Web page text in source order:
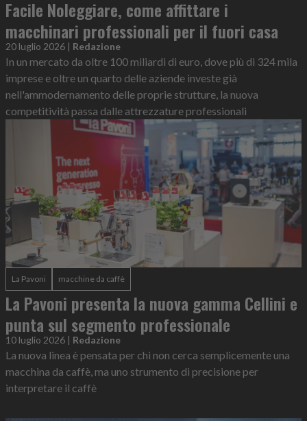
Facile Noleggiare, come affittare i
macchinari professionali per il fuori casa
20 luglio 2026 | Redazione
In un mercato da oltre 100 miliardi di euro, dove più di 324 mila
imprese e oltre un quarto delle aziende investe già
nell'ammodernamento delle proprie strutture, la nuova
competitività passa dalle attrezzature professionali
La Pavoni macchine da caffè
La Pavoni presenta la nuova gamma Cellini e
punta sul segmento professionale
10 luglio 2026 | Redazione
La nuova linea è pensata per chi non cerca semplicemente una
macchina da caffè, ma uno strumento di precisione per
interpretare il caffè